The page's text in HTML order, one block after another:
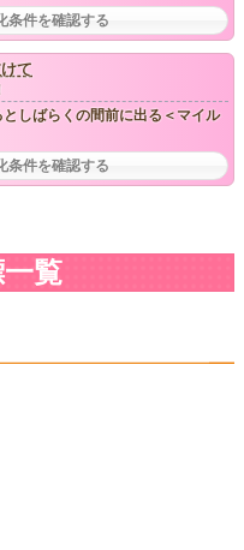
条件を確認する
て
しばらくの間前に出る＜マイル
条件を確認する
覧